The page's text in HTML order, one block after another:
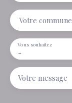
Votre commune
-
Vous souhaitez
Votre message